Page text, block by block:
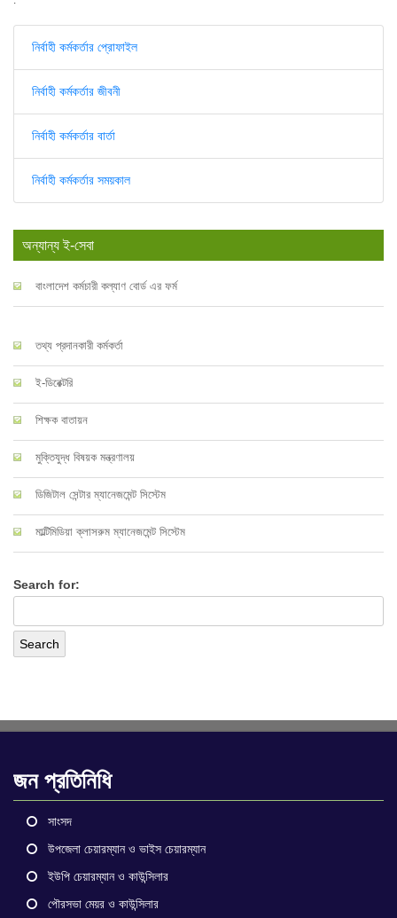
নির্বাহী কর্মকর্তার প্রোফাইল
নির্বাহী কর্মকর্তার জীবনী
নির্বাহী কর্মকর্তার বার্তা
নির্বাহী কর্মকর্তার সময়কাল
অন্যান্য ই-সেবা
বাংলাদেশ কর্মচারী কল্যাণ বোর্ড এর ফর্ম
তথ্য প্রদানকারী কর্মকর্তা
ই-ডিরেক্টরি
শিক্ষক বাতায়ন
মুক্তিযুদ্ধ বিষয়ক মন্ত্রণালয়
ডিজিটাল সেন্টার ম্যানেজমেন্ট সিস্টেম
মাল্টিমিডিয়া ক্লাসরুম ম্যানেজমেন্ট সিস্টেম
Search for:
জন প্রতিনিধি
সাংসদ
উপজেলা চেয়ারম্যান ও ভাইস চেয়ারম্যান
ইউপি চেয়ারম্যান ও কাউন্সিলার
পৌরসভা মেয়র ও কাউন্সিলার